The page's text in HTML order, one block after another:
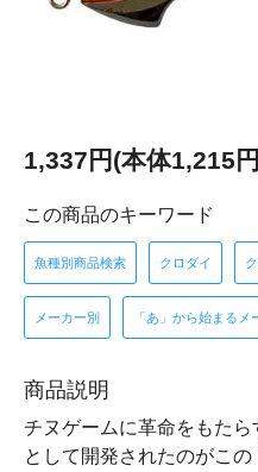
1,337円(本体1,215
この商品のキーワード
魚種別商品検索 クロダイ
メーカー別 「あ」から始まるメ
商品説明
チヌゲームに革命をもた
として開発されたのがこの